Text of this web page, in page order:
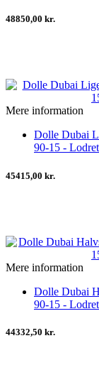
48850,00 kr.
Mere information
Dolle Dubai
90-15 -
45415,00 kr.
Mere information
Dolle Dubai
90-15 -
44332,50 kr.